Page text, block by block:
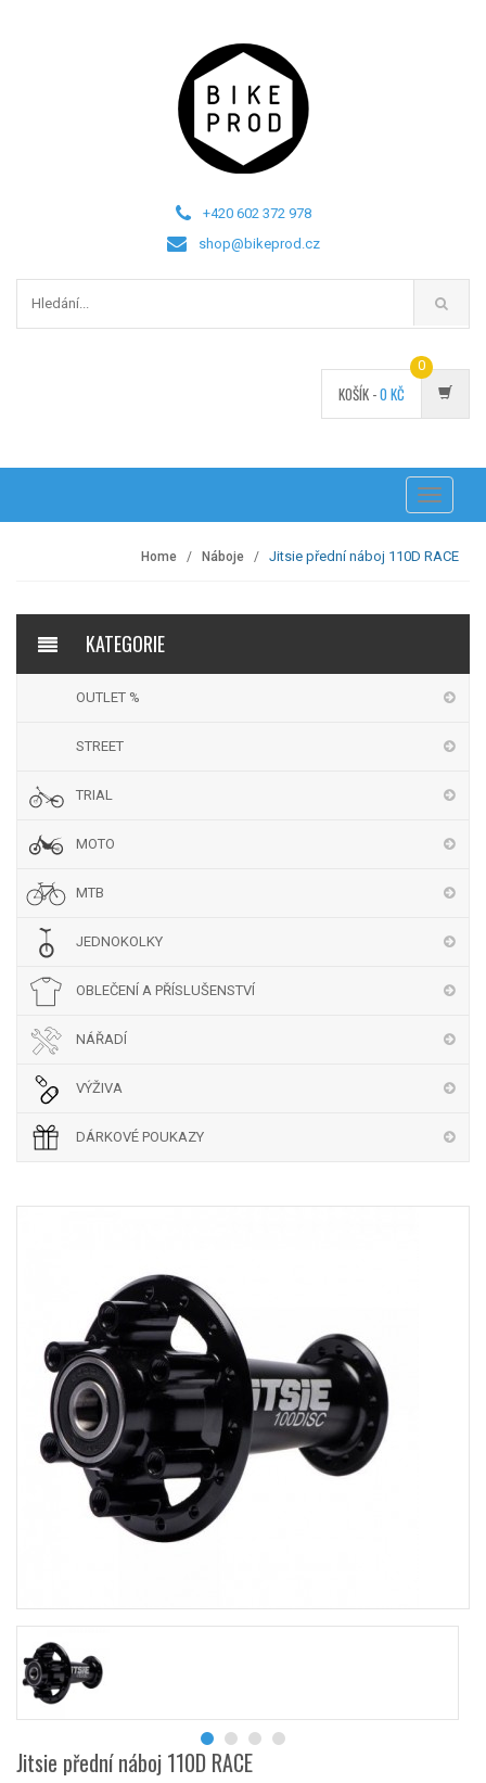
+420 602 372 978
shop@bikeprod.cz
KOŠÍK -0 KČ
0
Přepnout
navigaci
Home Náboje Jitsie přední náboj 110D RACE
KATEGORIE
OUTLET %
STREET
TRIAL
MOTO
MTB
JEDNOKOLKY
OBLEČENÍ A PŘÍSLUŠENSTVÍ
NÁŘADÍ
VÝŽIVA
DÁRKOVÉ POUKAZY
Jitsie přední náboj 110D RACE